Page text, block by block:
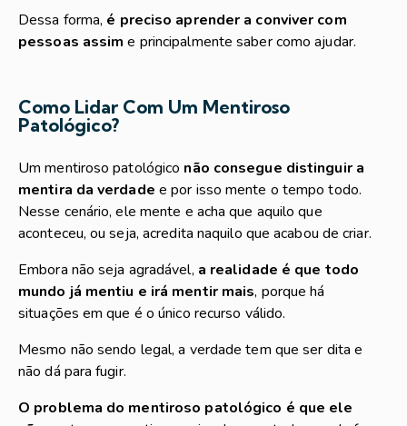
Dessa forma, é preciso aprender a conviver com
pessoas assim e principalmente saber como ajudar.
Como Lidar Com Um Mentiroso
Patológico?
Um mentiroso patológico não consegue distinguir a
mentira da verdade e por isso mente o tempo todo.
Nesse cenário, ele mente e acha que aquilo que
aconteceu, ou seja, acredita naquilo que acabou de criar.
Embora não seja agradável, a realidade é que todo
mundo já mentiu e irá mentir mais, porque há
situações em que é o único recurso válido.
Mesmo não sendo legal, a verdade tem que ser dita e
não dá para fugir.
O problema do mentiroso patológico é que ele